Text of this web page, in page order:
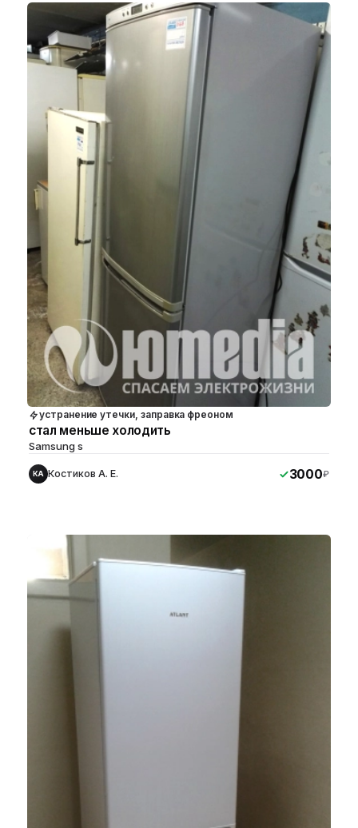
устранение утечки, заправка фреоном
стал меньше холодить
Samsung s
КА Костиков А. Е. 3000₽